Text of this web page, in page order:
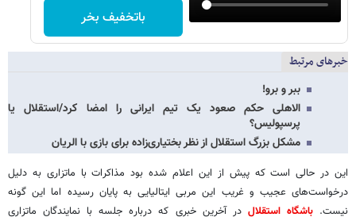
باتخفیف بخر
خبرهای مرتبط
ببر و برو!
الاهلی حکم صعود یک تیم ایرانی را امضا کرد/استقلال یا
پرسپولیس؟
مشکل بزرگ استقلال از نظر بختیاری‌زاده برای بازی با الریان
این در حالی است که پیش از این اعلام شده بود مذاکرات با ماتزاری به دلیل
درخواست‌های عجیب و غریب این مربی ایتالیایی به پایان رسیده اما این گونه
نیست.باشگاه استقلال در آخرین خبری که درباره جلسه با نمایندگان ماتزاری